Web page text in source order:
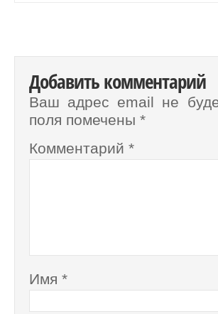
Добавить комментарий
Ваш адрес email не
поля помечены *
Комментарий *
Имя *